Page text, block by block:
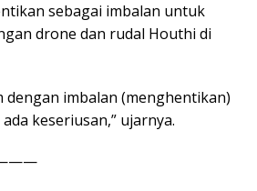
sebagai imbalan untuk
drone dan rudal Houthi di
dengan imbalan (menghentikan)
keseriusan,” ujarnya.